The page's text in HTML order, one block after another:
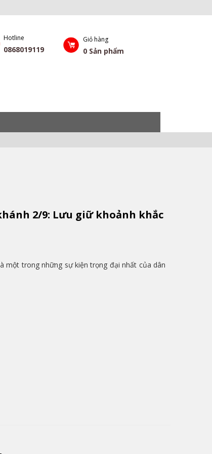
Hotline
0868019119
Giỏ hàng
0 Sản phẩm
2/9: Lưu giữ khoảnh khắc
một trong những sự kiện trọng đại nhất của dân